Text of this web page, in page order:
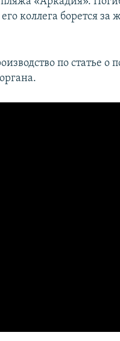
коллега борется за
по статье о